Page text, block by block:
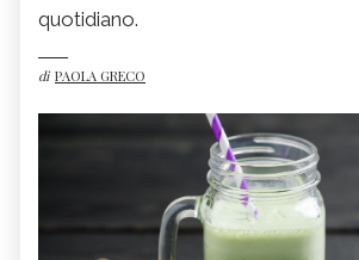
quotidiano.
di PAOLA GRECO